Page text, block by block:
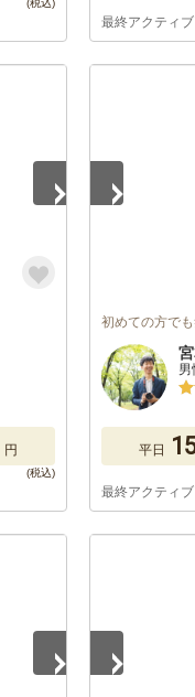
最終アクティ
円
初めての方で
平日
最終アクティ